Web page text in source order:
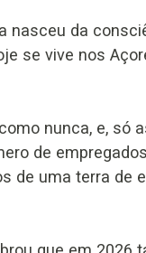
nasceu da
se vive nos
nunca, e, só
de
de uma terra de